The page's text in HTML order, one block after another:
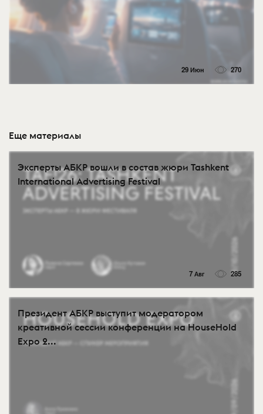
29 Июн 270
Еще материалы
Эксперты АБКР вошли в состав жюри Tashkent
International Advertising Festival
7 Авг 285
Президент АБКР выступит модератором
креативной сессии конференции на HouseHold
Expo 2...